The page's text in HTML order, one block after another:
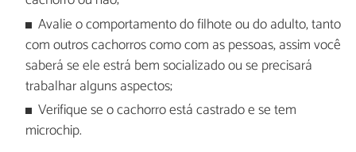
Avalie o comportamento do filhote ou do adulto, tanto
com outros cachorros como com as pessoas, assim você
saberá se ele estrá bem socializado ou se precisará
trabalhar alguns aspectos;
Verifique se o cachorro está castrado e se tem
microchip.